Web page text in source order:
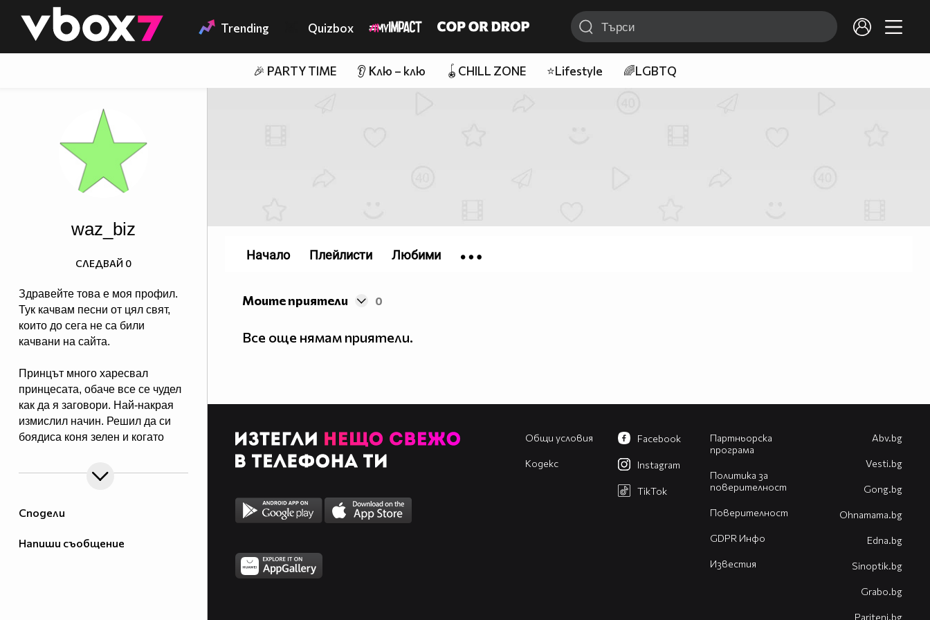
👾 Trending Quizbox
🎉 PARTY TIME 👂 Клю – клю 🪀CHILL ZONE ⭐Lifestyle 🌈LGBTQ
Сподели
Напиши съобщение
waz_biz
Здравейте това е моя профил.
Тук качвам песни от цял свят,
които до сега не са били
качвани на сайта.
Принцът много харесвал
принцесата, обаче все се чудел
как да я заговори. Най-накрая
измислил начин. Решил да си
боядиса коня зелен и когато
кон, щяла да възкликне "Ау,
принце, какъв Ви е зелен коня!",
пък аз Ви обичам!".
коня, отива пред замъка с коня,
СЛЕДВАЙ 0
Моите приятели 0
Все още нямам приятели.
Начало Плейлисти Любими
Общи условия
Кодекс
Партньорска
програма
Политика за
поверителност
Поверителност
GDPR Инфо
Известия
Facebook
Instagram
TikTok
Abv.bg
Vesti.bg
Gong.bg
Оhnamama.bg
Edna.bg
Sinoptik.bg
Grabo.bg
Pariteni.bg